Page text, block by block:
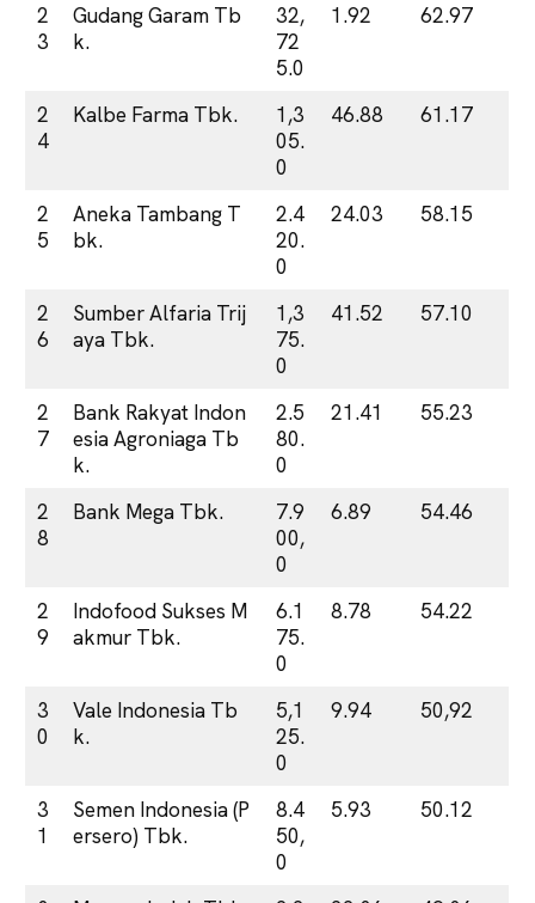
2
3
Gudang Garam Tb
k.
32,
72
5.0
1.92 62.97
2
4
Kalbe Farma Tbk.
1,3
05.
0
46.88 61.17
2
5
Aneka Tambang T
bk.
2.4
20.
0
24.03 58.15
2
6
Sumber Alfaria Trij
aya Tbk.
1,3
75.
0
41.52 57.10
2
7
Bank Rakyat Indon
esia Agroniaga Tb
k.
2.5
80.
0
21.41 55.23
2
8
Bank Mega Tbk.
7.9
00,
0
6.89 54.46
2
9
Indofood Sukses M
akmur Tbk.
6.1
75.
0
8.78 54.22
3
0
Vale Indonesia Tb
k.
5,1
25.
0
9.94 50,92
3
1
Semen Indonesia (P
ersero) Tbk.
8.4
50,
0
5.93 50.12